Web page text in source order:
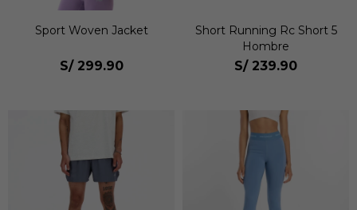
Sport Woven Jacket
S/ 299.90
Short Running Rc Short 5
Hombre
S/ 239.90